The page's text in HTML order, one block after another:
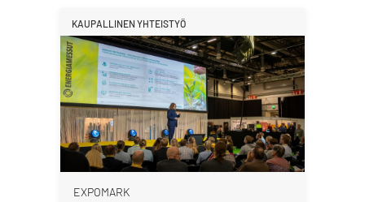
KAUPALLINEN YHTEISTYÖ
EXPOMARK